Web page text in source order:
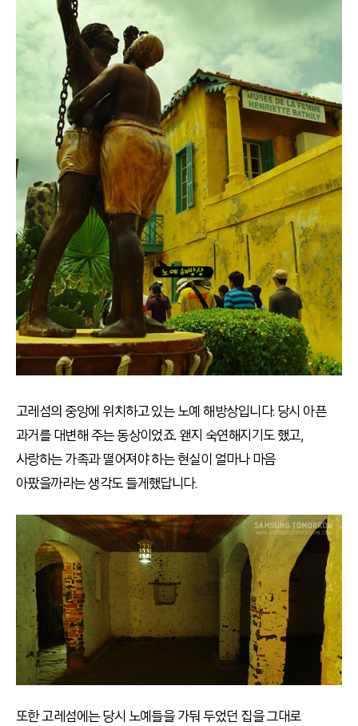
고레섬의 중앙에 위치하고 있는 노예 해방상입니다. 당시 아픈
과거를 대변해 주는 동상이었죠. 왠지 숙연해지기도 했고,
사랑하는 가족과 떨어져야 하는 현실이 얼마나 마음
아팠을까라는 생각도 들게했답니다.
또한 고레섬에는 당시 노예들을 가둬 두었던 집을 그대로